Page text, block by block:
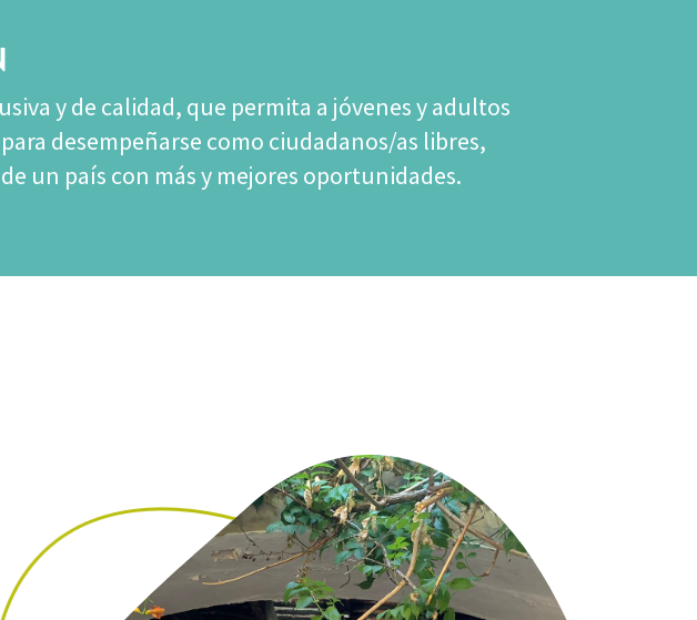
y de calidad, que permita a jóvenes y adultos
desempeñarse como ciudadanos/as libres,
un país con más y mejores oportunidades.